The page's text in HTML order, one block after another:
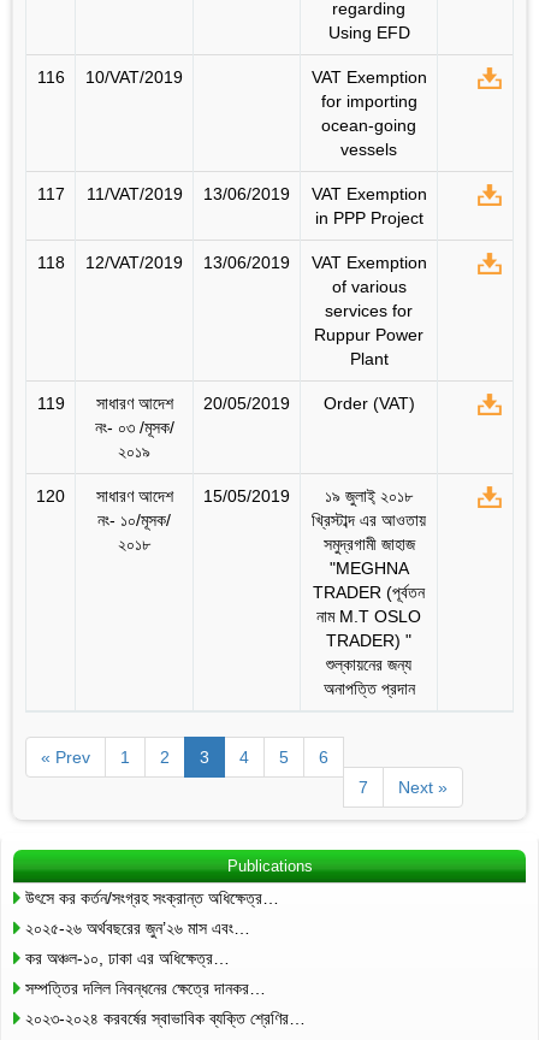
regarding
Using EFD
116 10/VAT/2019
VAT Exemption
for importing
ocean-going
vessels
117 11/VAT/2019 13/06/2019
VAT Exemption
in PPP Project
118 12/VAT/2019 13/06/2019
VAT Exemption
of various
services for
Ruppur Power
Plant
119
সাধারণ আদেশ
নং- ০৩ /মূসক/
২০১৯
20/05/2019 Order (VAT)
120
সাধারণ আদেশ
নং- ১০/মূসক/
২০১৮
15/05/2019
১৯ জুলাই্‌ ২০১৮
খ্রিস্টাব্দ এর আওতায়
সমুদ্রগামী জাহাজ
"MEGHNA
TRADER (পূর্বতন
নাম M.T OSLO
TRADER) "
শুল্কায়নের জন্য
অনাপত্তি প্রদান
« Prev 1 2 3 4 5
6
7
Next »
Publications
উৎসে কর কর্তন/সংগ্রহ সংক্রান্ত অধিক্ষেত্র…
২০২৫-২৬ অর্থবছরের জুন’২৬ মাস এবং…
কর অঞ্চল-১০, ঢাকা এর অধিক্ষেত্র…
সম্পত্তির দলিল নিবন্ধনের ক্ষেত্রে দানকর…
২০২৩-২০২৪ করবর্ষের স্বাভাবিক ব্যক্তি শ্রেণির…